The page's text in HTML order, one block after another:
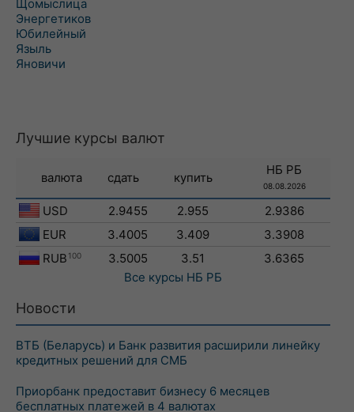
Щомыслица
Энергетиков
Юбилейный
Языль
Яновичи
Лучшие курсы валют
валюта сдать купить
НБ РБ
08.08.2026
USD 2.9455 2.955
2.9386
EUR
3.4005 3.409
3.3908
RUB 100 3.5005 3.51
3.6365
Все курсы НБ РБ
Новости
ВТБ (Беларусь) и Банк развития расширили линейку
кредитных решений для СМБ
Приорбанк предоставит бизнесу 6 месяцев
бесплатных платежей в 4 валютах